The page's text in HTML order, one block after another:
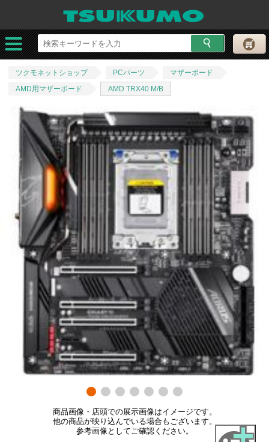
ツクモネットショップ PCパーツ
マザーボード
AMD用マザーボード
AMD TRX40 M/B
商品画像・店頭での展示画像はイメージです。
他の商品が映り込んでいる場合もございます。
参考画像としてご確認ください。